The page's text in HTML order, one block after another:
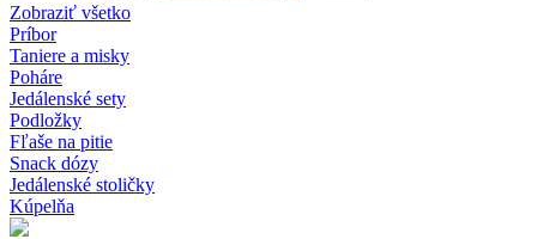
Zobraziť všetko
Príbor
Taniere a misky
Poháre
Jedálenské sety
Podložky
Fľaše na pitie
Snack dózy
Jedálenské stoličky
Kúpelňa